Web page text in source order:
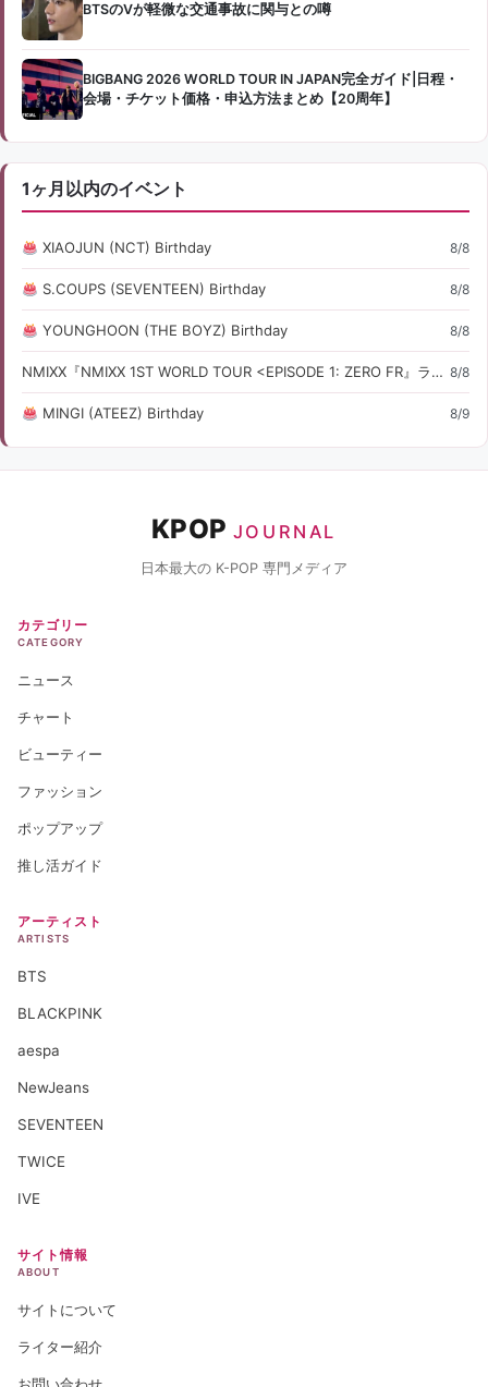
BTSのVが軽微な交通事故に関与との噂
BIGBANG 2026 WORLD TOUR IN JAPAN完全ガイド|日程・
会場・チケット価格・申込方法まとめ【20周年】
1ヶ月以内のイベント
XIAOJUN (NCT) Birthday 8/8
S.COUPS (SEVENTEEN) Birthday 8/8
YOUNGHOON (THE BOYZ) Birthday 8/8
NMIXX『NMIXX 1ST WORLD TOUR <EPISODE 1: ZERO FR』ライブ・コンサート情報 8/8
MINGI (ATEEZ) Birthday 8/9
KPOP JOURNAL
日本最大の K-POP 専門メディア
カテゴリー
CATEGORY
ニュース
チャート
ビューティー
ファッション
ポップアップ
推し活ガイド
アーティスト
ARTISTS
BTS
BLACKPINK
aespa
NewJeans
SEVENTEEN
TWICE
IVE
サイト情報
ABOUT
サイトについて
ライター紹介